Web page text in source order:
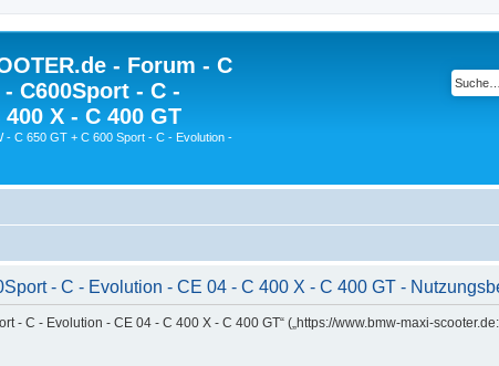
- Forum - C
C600Sport - C -
X - C 400 GT
C 650 GT + C 600 Sport - C - Evolution -
- C - Evolution - CE 04 - C 400 X - C 400 GT -
- C - Evolution - CE 04 - C 400 X - C 400 GT“ („https://www.bmw-maxi-